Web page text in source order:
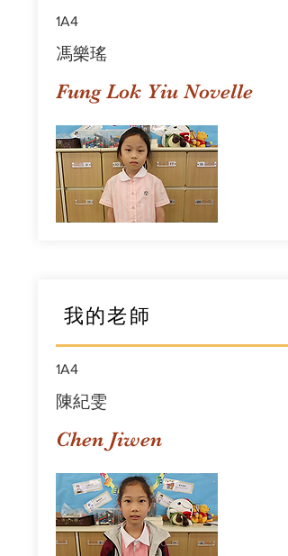
1A4
馮樂瑤
Fung Lok Yiu Novelle
我的老師
1A4
陳紀雯
Chen Jiwen